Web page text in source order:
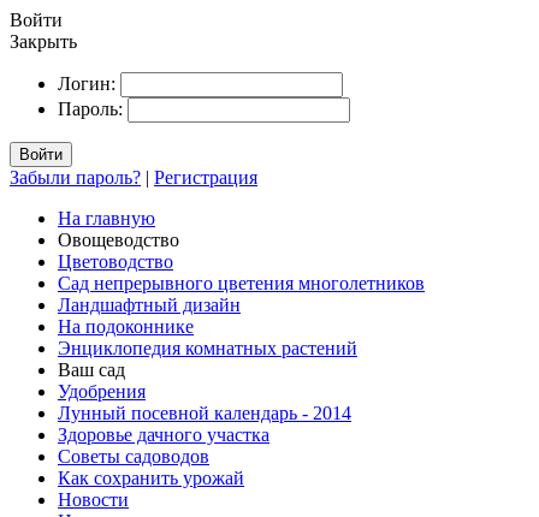
Войти
Закрыть
Логин:
Пароль:
Войти
Забыли пароль? | Регистрация
На главную
Овощеводство
Цветоводство
Сад непрерывного цветения многолетников
Ландшафтный дизайн
На подоконнике
Энциклопедия комнатных растений
Ваш сад
Удобрения
Лунный посевной календарь - 2014
Здоровье дачного участка
Советы садоводов
Как сохранить урожай
Новости